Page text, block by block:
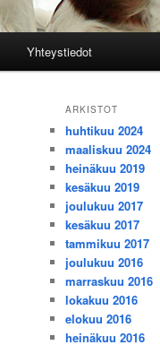
Yhteystiedot
ARKISTOT
huhtikuu 2024
maaliskuu 2024
heinäkuu 2019
kesäkuu 2019
joulukuu 2017
kesäkuu 2017
tammikuu 2017
joulukuu 2016
marraskuu 2016
lokakuu 2016
elokuu 2016
heinäkuu 2016